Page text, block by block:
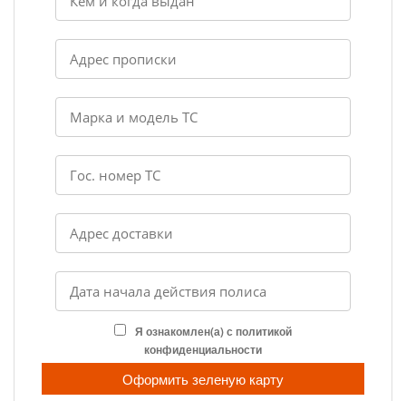
Я ознакомлен(а) с политикой
конфиденциальности
Оформить зеленую карту